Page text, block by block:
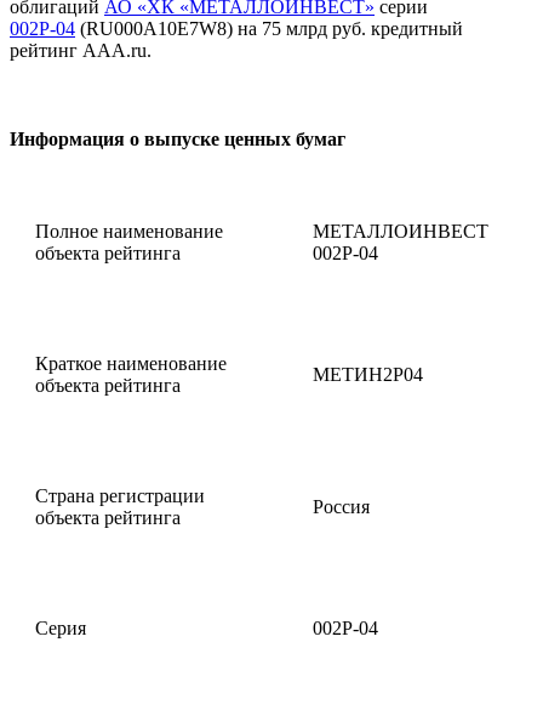
облигаций АО «ХК «МЕТАЛЛОИНВЕСТ» серии
002Р-04 (RU000A10E7W8) на 75 млрд руб. кредитный
рейтинг AAA.ru.
Информация о выпуске ценных бумаг
Полное наименование
объекта рейтинга
МЕТАЛЛОИНВЕСТ
002P-04
Краткое наименование
объекта рейтинга
МЕТИН2P04
Страна регистрации
объекта рейтинга
Россия
Серия 002Р-04